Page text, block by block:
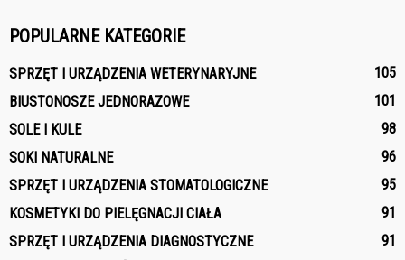
POPULARNE KATEGORIE
SPRZĘT I URZĄDZENIA WETERYNARYJNE
105
BIUSTONOSZE JEDNORAZOWE
101
SOLE I KULE
98
SOKI NATURALNE
96
SPRZĘT I URZĄDZENIA STOMATOLOGICZNE
95
KOSMETYKI DO PIELĘGNACJI CIAŁA
91
SPRZĘT I URZĄDZENIA DIAGNOSTYCZNE
91